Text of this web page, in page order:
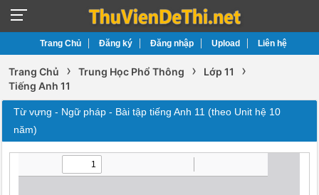
Trang Chủ Đăng ký Đăng nhập Upload Liên hệ
Trang Chủ › Trung Học Phổ Thông › Lớp 11 ›
Tiếng Anh 11
Từ vựng - Ngữ pháp - Bài tập tiếng Anh 11 (theo Unit hệ 10
năm)